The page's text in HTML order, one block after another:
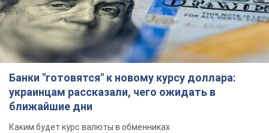
Банки "готовятся" к новому курсу доллара:
украинцам рассказали, чего ожидать в
ближайшие дни
Каким будет курс валюты в обменниках